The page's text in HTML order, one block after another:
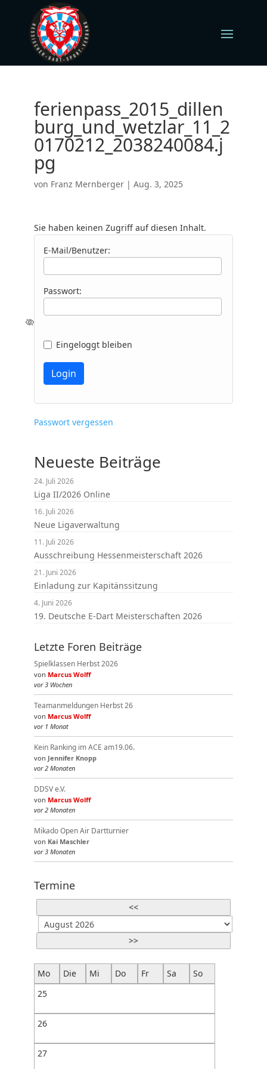
ferienpass_2015_dillen
burg_und_wetzlar_11_2
0170212_2038240084.j
pg
von Franz Mernberger| Aug. 3, 2025
Sie haben keinen Zugriff auf diesen Inhalt.
E-Mail/Benutzer:
Passwort:
Eingeloggt bleiben
Passwort vergessen
Neueste Beiträge
Liga II/2026 Online
24. Juli 2026
Neue Ligaverwaltung
16. Juli 2026
Ausschreibung Hessenmeisterschaft 2026
11. Juli 2026
Einladung zur Kapitänssitzung
21. Juni 2026
19. Deutsche E-Dart Meisterschaften 2026
4. Juni 2026
Letzte Foren Beiträge
Spielklassen Herbst 2026
von Marcus Wolff
vor 3 Wochen
Teamanmeldungen Herbst 26
von Marcus Wolff
vor 1 Monat
Kein Ranking im ACE am19.06.
von Jennifer Knopp
vor 2 Monaten
DDSV e.V.
von Marcus Wolff
vor 2 Monaten
Mikado Open Air Dartturnier
von Kai Maschler
vor 3 Monaten
Termine
<<
>>
Mo Die Mi Do Fr Sa
So
25
26
27